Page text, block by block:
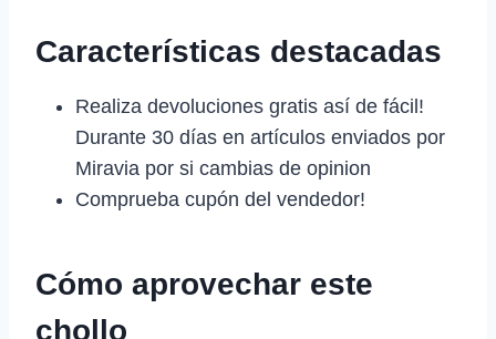
Características destacadas
Realiza devoluciones gratis así de fácil!
Durante 30 días en artículos enviados por
Miravia por si cambias de opinion
Comprueba cupón del vendedor!
Cómo aprovechar este
chollo